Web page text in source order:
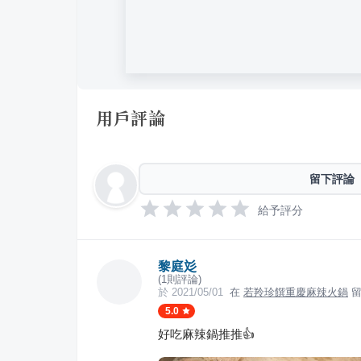
用戶評論
留下評論
給予評分
黎庭彣
(1則評論)
於 2021/05/01 在 若羚珍饌重慶麻辣火鍋
5.0
好吃麻辣鍋推推👍